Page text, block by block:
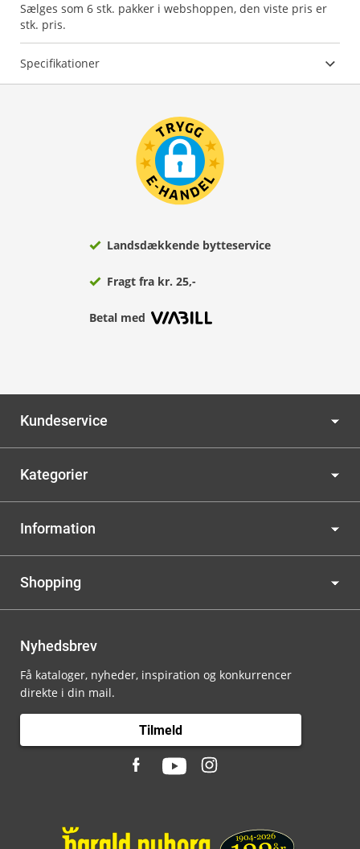
Sælges som 6 stk. pakker i webshoppen, den viste pris er
stk. pris.
Specifikationer
Landsdækkende bytteservice
Fragt fra kr. 25,-
Betal med
Kundeservice
Kategorier
Information
Shopping
Nyhedsbrev
Få kataloger, nyheder, inspiration og konkurrencer
direkte i din mail.
Tilmeld